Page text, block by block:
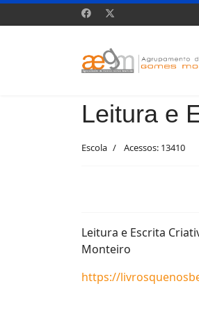
Leitura e
Escola Acessos: 13410
Leitura e Escrita
Monteiro
https://